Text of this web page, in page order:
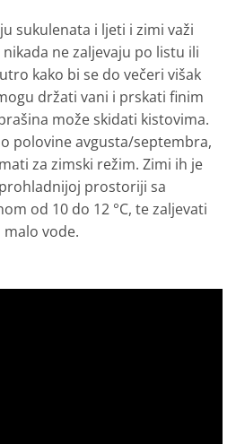
sukulenata i ljeti i zimi važi
ne zaljevaju po listu ili
kako bi se do večeri višak
držati vani i prskati finim
može skidati kistovima.
polovine avgusta/septembra,
za zimski režim. Zimi ih je
prostoriji sa
od 10 do 12 °C, te zaljevati
malo vode.